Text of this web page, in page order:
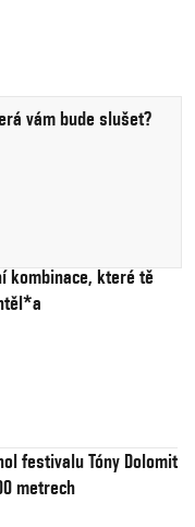
vám bude slušet?
kombinace, které tě
festivalu Tóny Dolomit
metrech